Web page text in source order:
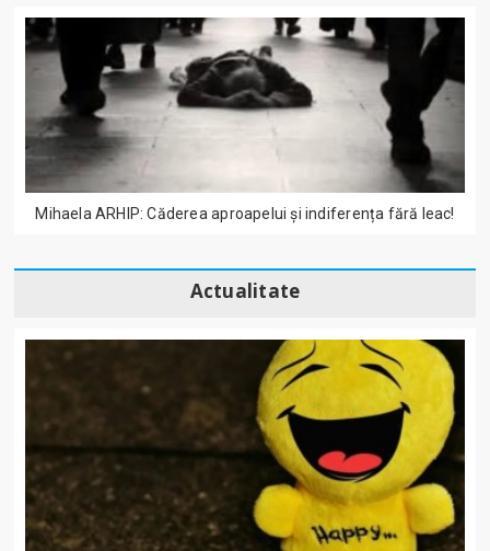
Mihaela ARHIP: Căderea aproapelui și indiferența fără leac!
Actualitate